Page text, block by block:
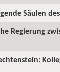
Säulen
Regierung